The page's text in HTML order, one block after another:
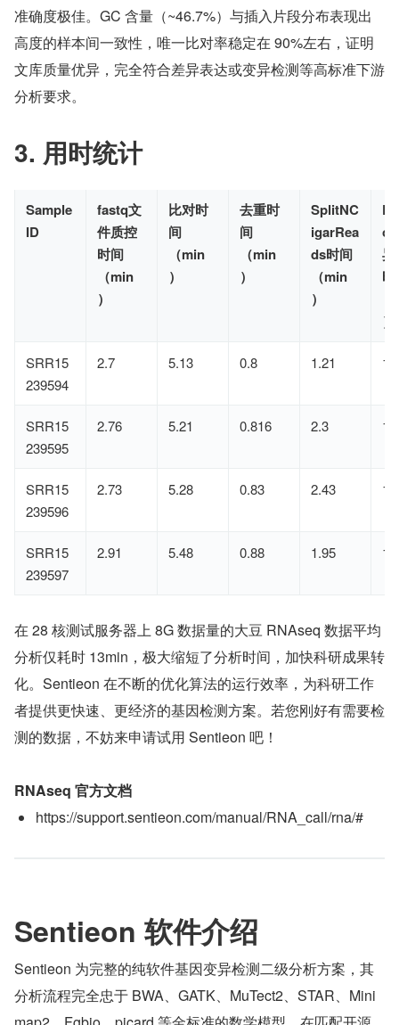
准确度极佳。GC 含量（~46.7%）与插入片段分布表现出
高度的样本间一致性，唯一比对率稳定在 90%左右，证明
文库质量优异，完全符合差异表达或变异检测等高标准下游
分析要求。
3. 用时统计
Sample
ID
fastq文
件质控
时间
（min
）
比对时
间
（min
）
去重时
间
（min
）
SplitNC
igarRea
ds时间
（min
）
异
）
SRR15
239594
2.7 5.13 0.8 1.21
SRR15
239595
2.76 5.21 0.816 2.3 1.3
SRR15
239596
2.73 5.28 0.83 2.43
SRR15
239597
2.91 5.48 0.88 1.95
在 28 核测试服务器上 8G 数据量的大豆 RNAseq 数据平均
分析仅耗时 13min，极大缩短了分析时间，加快科研成果转
化。Sentieon 在不断的优化算法的运行效率，为科研工作
者提供更快速、更经济的基因检测方案。若您刚好有需要检
测的数据，不妨来申请试用 Sentieon 吧！
RNAseq 官方文档
https://support.sentieon.com/manual/RNA_call/rna/#
Sentieon 软件介绍
Sentieon 为完整的纯软件基因变异检测二级分析方案，其
分析流程完全忠于 BWA、GATK、MuTect2、STAR、Mini